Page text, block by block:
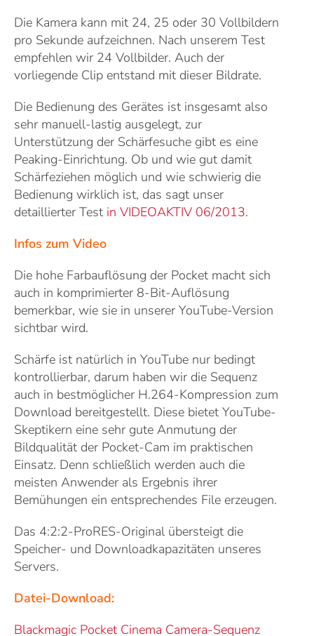
Die Kamera kann mit 24, 25 oder 30 Vollbildern
pro Sekunde aufzeichnen. Nach unserem Test
empfehlen wir 24 Vollbilder. Auch der
vorliegende Clip entstand mit dieser Bildrate.
Die Bedienung des Gerätes ist insgesamt also
sehr manuell-lastig ausgelegt, zur
Unterstützung der Schärfesuche gibt es eine
Peaking-Einrichtung. Ob und wie gut damit
Schärfeziehen möglich und wie schwierig die
Bedienung wirklich ist, das sagt unser
detaillierter Test in VIDEOAKTIV 06/2013.
Infos zum Video
Die hohe Farbauflösung der Pocket macht sich
auch in komprimierter 8-Bit-Auflösung
bemerkbar, wie sie in unserer YouTube-Version
sichtbar wird.
Schärfe ist natürlich in YouTube nur bedingt
kontrollierbar, darum haben wir die Sequenz
auch in bestmöglicher H.264-Kompression zum
Download bereitgestellt. Diese bietet YouTube-
Skeptikern eine sehr gute Anmutung der
Bildqualität der Pocket-Cam im praktischen
Einsatz. Denn schließlich werden auch die
meisten Anwender als Ergebnis ihrer
Bemühungen ein entsprechendes File erzeugen.
Das 4:2:2-ProRES-Original übersteigt die
Speicher- und Downloadkapazitäten unseres
Servers.
Datei-Download:
Blackmagic Pocket Cinema Camera-Sequenz